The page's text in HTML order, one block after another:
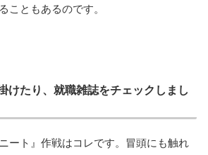
こともあるのです。
けたり、就職雑誌をチェックしまし
ート』作戦はコレです。冒頭にも触れ